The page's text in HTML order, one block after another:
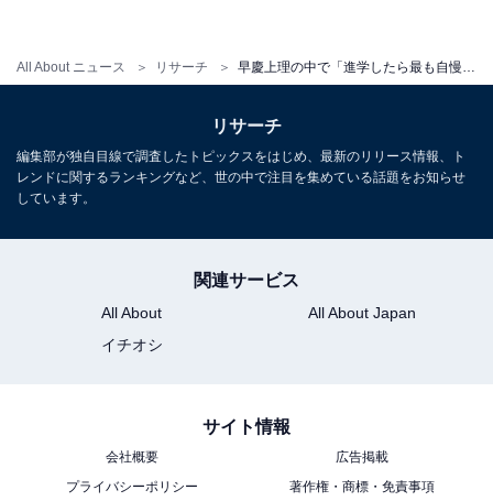
All About ニュース リサーチ
こちらもおすすめ
早慶上理の中で「最も優秀な学生が多いと思う
リサーチ
編集部が独自目線で調査したトピックスをはじめ、最新のリリース情報、ト
レンドに関するランキングなど、世の中で注目を集めている話題をお知らせ
しています。
関連サービス
All About
All About Japan
イチオシ
サイト情報
会社概要
広告掲載
プライバシーポリシー
著作権・商標・免責事項